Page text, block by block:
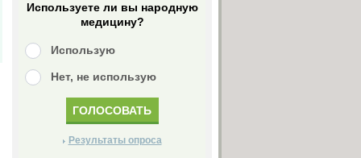
Используете ли вы народную
медицину?
Использую
Нет, не использую
Результаты опроса